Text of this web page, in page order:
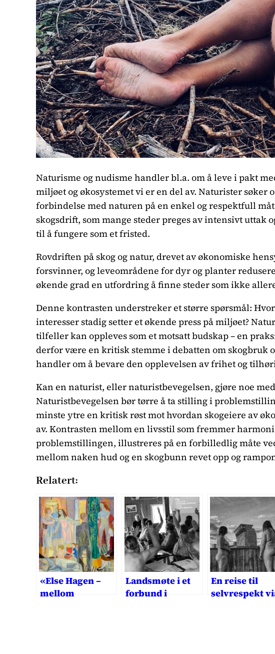
Naturisme og nudisme handler bl.a. om å leve i pakt
miljøet og økosystemet vi er en del av. Naturister søker
forbindelse med naturen på en enkel og respektfull
skogsdrift, som mange steder preges av intensivt uttak
til å fungere som et fristed.
Rovdriften på skog og natur, drevet av økonomiske
forsvinner, og leveområdene for dyr og planter
økende grad en utfordring å finne steder som ikke
Denne kontrasten understreker et større spørsmål:
interesser stadig setter et økende press på miljøet?
tilfeller kan oppleves som et motsatt budskap – en
derfor være en kritisk stemme i debatten om skogbruk
handler om å bevare den opplevelsen av frihet og
Kan en naturist, eller naturistbevegelsen, gjøre noe
Naturistbevegelsen bør tørre å ta stilling i
minste ytre en kritisk røst mot hvordan skogeiere av
av. Kontrasten mellom en livsstil som fremmer
problemstillingen, illustreres på en forbilledlig måte
mellom naken hud og en skogbunn revet opp og
Relatert:
«Else Hagen –
mellom
Landsmøte i et
forbund i
En reise til
selvrespekt